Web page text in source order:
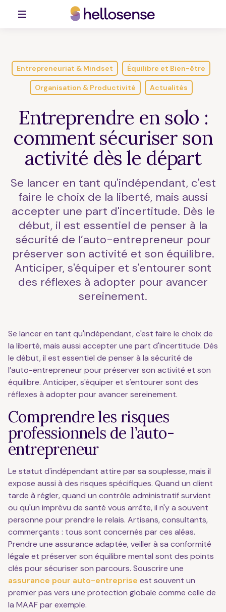
Entrepreneuriat & Mindset Équilibre et Bien-être
Organisation & Productivité Actualités
Entreprendre en solo :
comment sécuriser son
activité dès le départ
Se lancer en tant qu'indépendant, c'est
faire le choix de la liberté, mais aussi
accepter une part d'incertitude. Dès le
début, il est essentiel de penser à la
sécurité de l’auto-entrepreneur pour
préserver son activité et son équilibre.
Anticiper, s'équiper et s'entourer sont
des réflexes à adopter pour avancer
sereinement.
Se lancer en tant qu'indépendant, c'est faire le choix de
la liberté, mais aussi accepter une part d'incertitude. Dès
le début, il est essentiel de penser à la sécurité de
l’auto-entrepreneur pour préserver son activité et son
équilibre. Anticiper, s'équiper et s'entourer sont des
réflexes à adopter pour avancer sereinement.
Comprendre les risques
professionnels de l’auto-
entrepreneur
Le statut d'indépendant attire par sa souplesse, mais il
expose aussi à des risques spécifiques. Quand un client
tarde à régler, quand un contrôle administratif survient
ou qu'un imprévu de santé vous arrête, il n'y a souvent
personne pour prendre le relais. Artisans, consultants,
commerçants : tous sont concernés par ces aléas.
Prendre une assurance adaptée, veiller à sa conformité
légale et préserver son équilibre mental sont des points
clés pour sécuriser son parcours. Souscrire une
assurance pour auto-entreprise est souvent un
premier pas vers une protection globale comme celle de
la MAAF par exemple.